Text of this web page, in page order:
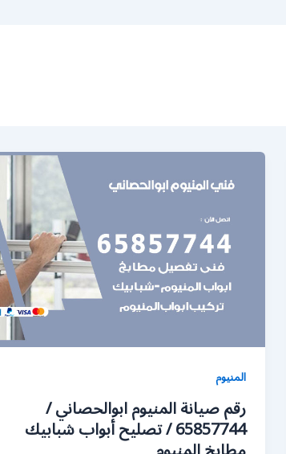
المنيوم
رقم صيانة المنيوم ابوالحصاني /
65857744 / تصليح أبواب شبابيك